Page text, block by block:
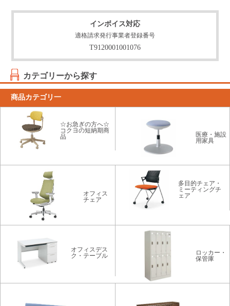
インボイス対応
適格請求発行事業者登録番号
T9120001001076
カテゴリーから探す
商品カテゴリ一
☆お急ぎの方へ☆
コクヨの短納期商
品
医療・施設
用家具
オフィス
チェア
多目的チェア・
ミーティングチ
ェア
オフィスデス
ク・テーブル
ロッカー・
保管庫